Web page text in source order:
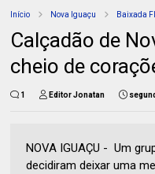
Início Nova Iguaçu Baixada
Calçadão de
cheio de
1 Editor Jonatan
NOVA IGUAÇU - Um
decidiram deixar uma